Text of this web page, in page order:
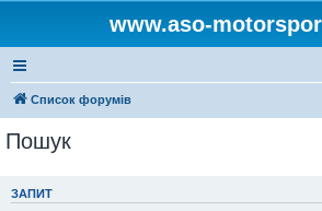
www.aso-
Список форумів
Пошук
ЗАПИТ